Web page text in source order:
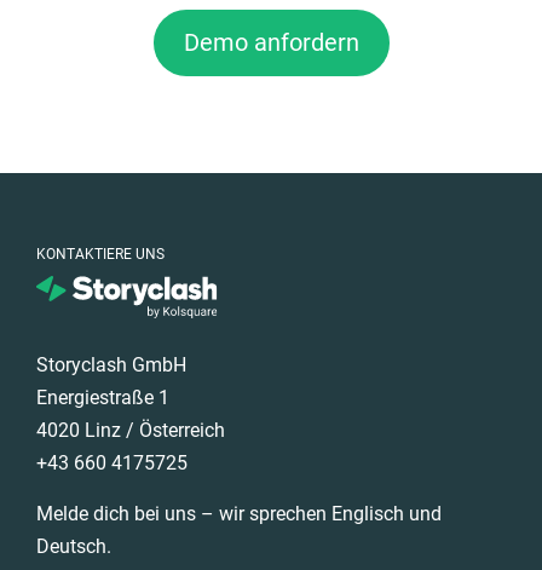
Demo anfordern
KONTAKTIERE UNS
Storyclash GmbH
Energiestraße 1
4020 Linz / Österreich
+43 660 4175725
Melde dich bei uns – wir sprechen Englisch und
Deutsch.